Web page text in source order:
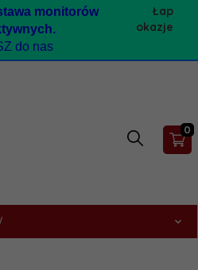
monitorów
do nas
Łap
okazje
0